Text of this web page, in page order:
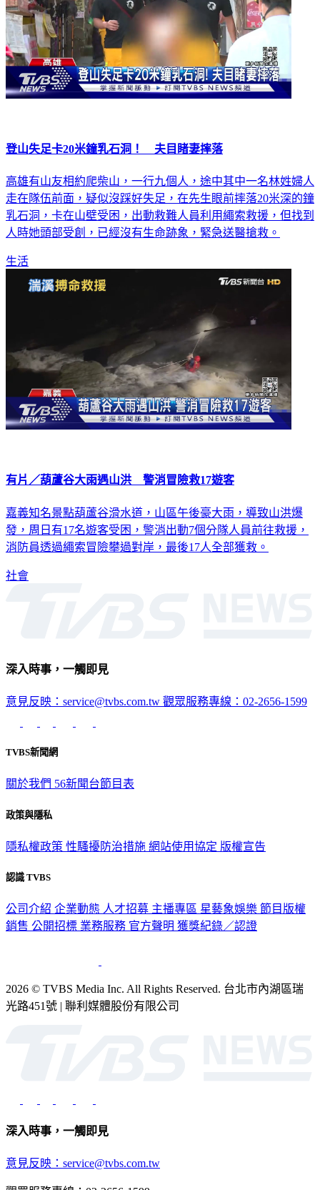
登山失足卡20米鐘乳石洞！ 夫目睹妻摔落
高雄有山友相約爬柴山，一行九個人，途中其中一名林姓婦人
走在隊伍前面，疑似沒踩好失足，在先生眼前摔落20米深的鐘
乳石洞，卡在山壁受困，出動救難人員利用繩索救援，但找到
人時她頭部受創，已經沒有生命跡象，緊急送醫搶救。
生活
有片／葫蘆谷大雨遇山洪 警消冒險救17遊客
嘉義知名景點葫蘆谷滑水道，山區午後豪大雨，導致山洪爆
發，周日有17名遊客受困，警消出動7個分隊人員前往救援，
消防員透過繩索冒險攀過對岸，最後17人全部獲救。
社會
深入時事，一觸即見
意見反映：service@tvbs.com.tw 觀眾服務專線：02-2656-1599
TVBS新聞網
關於我們 56新聞台節目表
政策與隱私
隱私權政策 性騷擾防治措施 網站使用協定 版權宣告
認識 TVBS
公司介紹 企業動態 人才招募 主播專區 星藝象娛樂 節目版權
銷售 公開招標 業務服務 官方聲明 獲獎紀錄／認證
2026 © TVBS Media Inc. All Rights Reserved. 台北市內湖區瑞
光路451號 | 聯利媒體股份有限公司
深入時事，一觸即見
意見反映：service@tvbs.com.tw